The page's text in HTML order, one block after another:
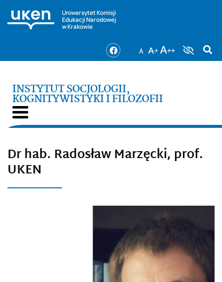
Uniwersytet Komisji
Edukacji Narodowej
w Krakowie
INSTYTUT SOCJOLOGII,
KOGNITYWISTYKI I FILOZOFII
Dr hab. Radosław Marzęcki, prof.
UKEN